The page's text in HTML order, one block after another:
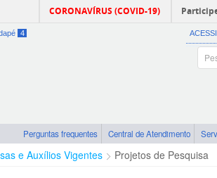
CORONAVÍRUS (COVID-19)
4
Perguntas frequentes Central de Atendimento
e Auxílios Vigentes Projetos de Pesquisa